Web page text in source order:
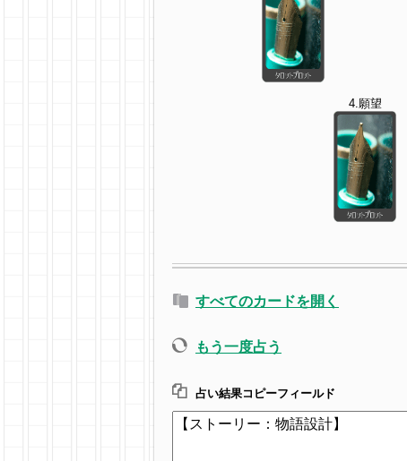
4.願望
すべてのカードを開く
もう一度占う
占い結果コピーフィールド